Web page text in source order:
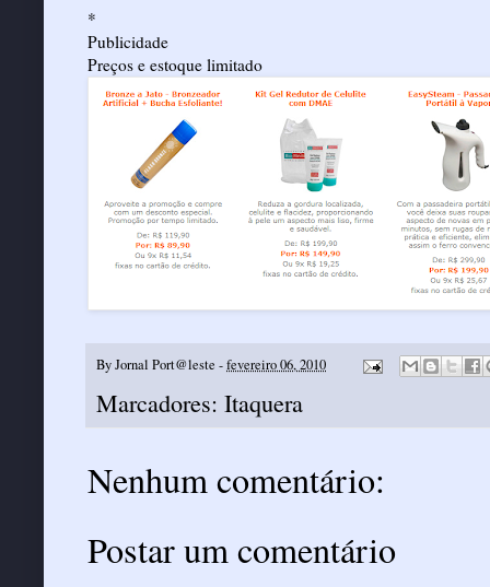
*
Publicidade
Preços e estoque limitado
ByJornal Port@leste -fevereiro 06, 2010
Marcadores: Itaquera
Nenhum comentário:
Postar um comentário